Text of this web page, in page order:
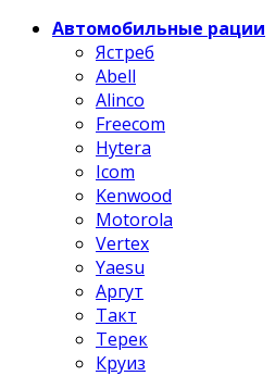
Автомобильные рации
Ястреб
Abell
Alinco
Freecom
Hytera
Icom
Kenwood
Motorola
Vertex
Yaesu
Аргут
Такт
Терек
Круиз